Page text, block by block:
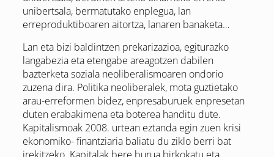
unibertsala, bermatutako enplegua, lan
erreproduktiboaren aitortza, lanaren banaketa…
Lan eta bizi baldintzen prekarizazioa, egiturazko
langabezia eta etengabe areagotzen dabilen
bazterketa soziala neoliberalismoaren ondorio
zuzena dira. Politika neoliberalek, mota guztietako
arau-erreformen bidez, enpresaburuek enpresetan
duten erabakimena eta boterea handitu dute.
Kapitalismoak 2008. urtean eztanda egin zuen krisi
ekonomiko- finantziaria baliatu du ziklo berri bat